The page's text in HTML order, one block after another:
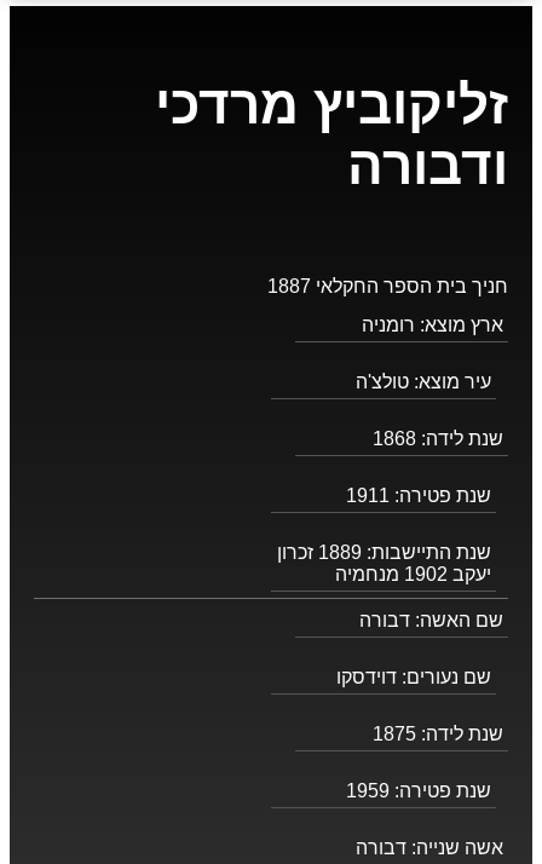
זליקוביץ מרדכי
ודבורה
חניך בית הספר החקלאי 1887
ארץ מוצא: רומניה
עיר מוצא: טולצ'ה
שנת לידה: 1868
שנת פטירה: 1911
שנת התיישבות:
1889 זכרון
יעקב 1902 מנחמיה
שם האשה: דבורה
שם נעורים: דוידסקו
שנת לידה: 1875
שנת פטירה: 1959
אשה שנייה: דבורה